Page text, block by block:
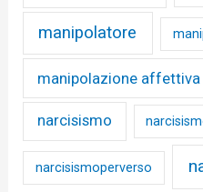
manipolatore
manipolazione affettiva
narcisismo
narcisismoperverso